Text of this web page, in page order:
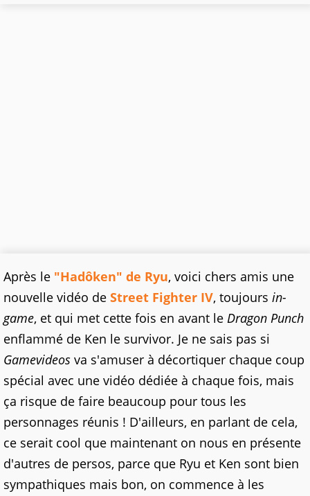
Après le "Hadôken" de Ryu, voici chers amis une
nouvelle vidéo de Street Fighter IV, toujours in-
game, et qui met cette fois en avant le Dragon Punch
enflammé de Ken le survivor. Je ne sais pas si
Gamevideos va s'amuser à décortiquer chaque coup
spécial avec une vidéo dédiée à chaque fois, mais
ça risque de faire beaucoup pour tous les
personnages réunis ! D'ailleurs, en parlant de cela,
ce serait cool que maintenant on nous en présente
d'autres de persos, parce que Ryu et Ken sont bien
sympathiques mais bon, on commence à les